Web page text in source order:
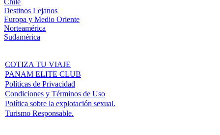
Chile
Destinos Lejanos
Europa y Medio Oriente
Norteamérica
Sudamérica
COTIZA TU VIAJE
PANAM ELITE CLUB
Políticas de Privacidad
Condiciones y Términos de Uso
Política sobre la explotación sexual.
Turismo Responsable.